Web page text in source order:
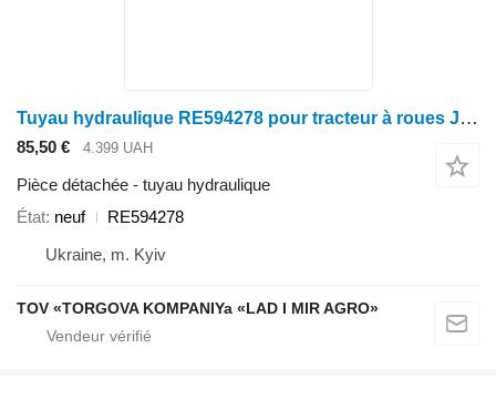
Tuyau hydraulique RE594278 pour tracteur à roues John Deere 8245R, 8270R, 8295R, 8320R, 8335R, 8345R
85,50 € 4.399 UAH
Pièce détachée - tuyau hydraulique
État neuf
RE594278
Ukraine, m. Kyiv
TOV «TORGOVA KOMPANIYa «LAD I MIR AGRO»